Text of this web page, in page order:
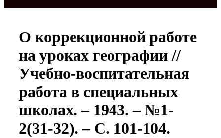
О коррекционной работе
на уроках географии //
Учебно-воспитательная
работа в специальных
школах. – 1943. – №1-
2(31-32). – С. 101-104.